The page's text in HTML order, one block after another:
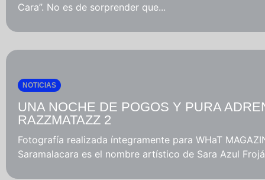
Cultura
Mes
Cara”. No es de sorprender que...
NOTICIAS
UNA NOCHE DE POGOS Y PURA
RAZZMATAZZ 2
Fotografía realizada íntegramente para WHaT
Saramalacara es el nombre artístico de Sara Azul